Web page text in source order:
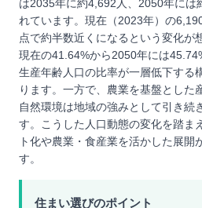
は2035年に約4,692人、2050年には
れています。現在（2023年）の
点で約半数近くになるという変化が
現在の41.64%から2050年には
生産年齢人口の比率が一層低下する
ります。一方で、農業を基盤とした
自然環境は地域の強みとして引き続
す。こうした人口動態の変化を踏ま
ト化や農業・食産業を活かした展開
す。
住まい選びのポイント